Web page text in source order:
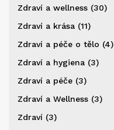
Zdraví a wellness (30)
Zdraví a krása (11)
Zdraví a péče o tělo (4)
Zdraví a hygiena (3)
Zdraví a péče (3)
Zdraví a Wellness (3)
Zdraví (3)